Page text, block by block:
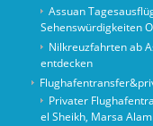
Assuan
Sehenswürdigkeiten
Nilkreuzfahrten ab
entdecken
Privater
el Sheikh, Marsa Alam